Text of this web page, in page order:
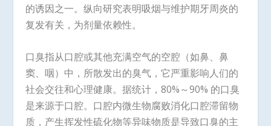
的诱因之一。纵向研究表明吸烟与维护期牙周炎的
复发有关，为剂量依赖性。
口臭指从口腔或其他充满空气的空腔（如鼻、鼻
窦、咽）中，所散发出的臭气，它严重影响人们的
社会交往和心理健康。据统计，80%～90% 的口臭
是来源于口腔。口腔内微生物腐败消化口腔滞留物
质，产生挥发性硫化物等异味物质是导致口臭的主